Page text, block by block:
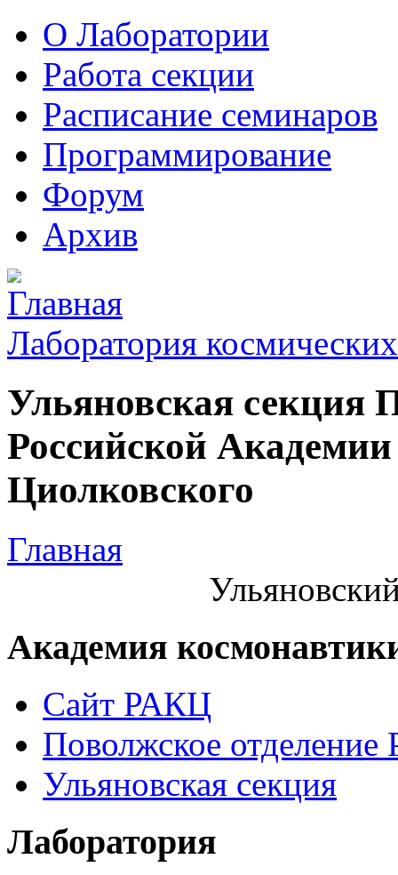
О Лаборатории
Работа секции
Расписание семинаров
Программирование
Форум
Архив
Лаборатория
Ульяновская секция
Российской
Циолковского
Главная
Академия
Сайт РАКЦ
Поволжское
Ульяновская секция
Лаборатория